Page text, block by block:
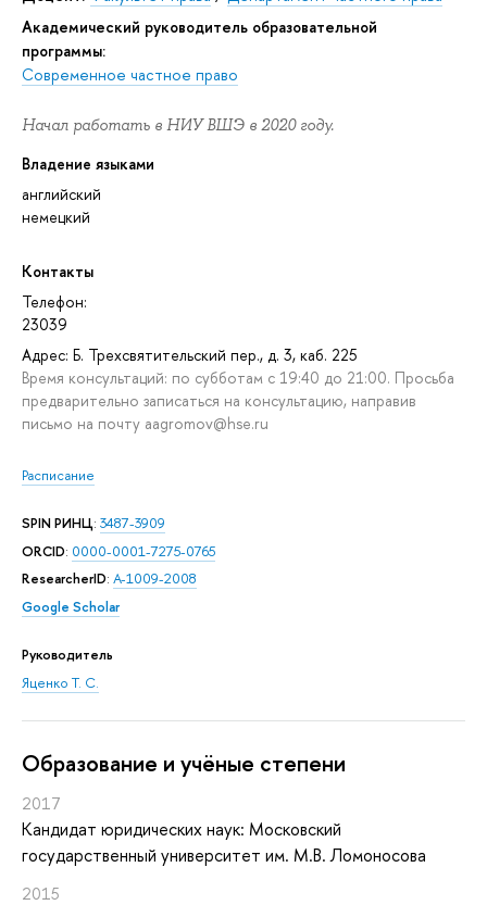
Академический руководитель образовательной
программы:
Современное частное право
Начал работать в НИУ ВШЭ в 2020 году.
Владение языками
английский
немецкий
Контакты
Телефон:
23039
Адрес: Б. Трехсвятительский пер., д. 3, каб. 225
Время консультаций: по субботам с 19:40 до 21:00. Просьба
предварительно записаться на консультацию, направив
письмо на почту aagromov@hse.ru
Расписание
SPIN РИНЦ: 3487-3909
ORCID: 0000-0001-7275-0765
ResearcherID: A-1009-2008
Google Scholar
Руководитель
Яценко Т. С.
Oбразование и учёные степени
2017
Кандидат юридических наук: Московский
государственный университет им. М.В. Ломоносова
2015